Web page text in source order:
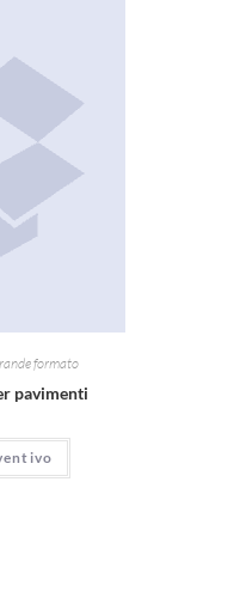
formato
pavimenti